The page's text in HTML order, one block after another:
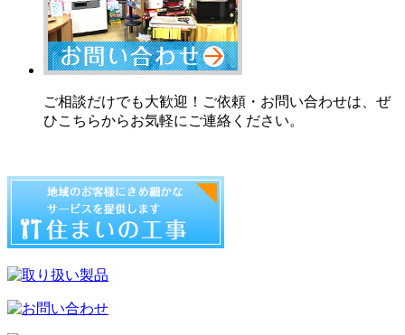
ご相談だけでも大歓迎！ご依頼・お問い合わせは、ぜ
ひこちらからお気軽にご連絡ください。